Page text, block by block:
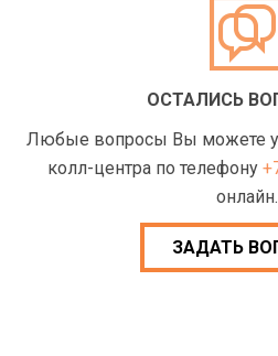
ОСТАЛИСЬ
Любые вопросы Вы можете
колл-центра по телефону
онлайн.
ЗАДАТЬ